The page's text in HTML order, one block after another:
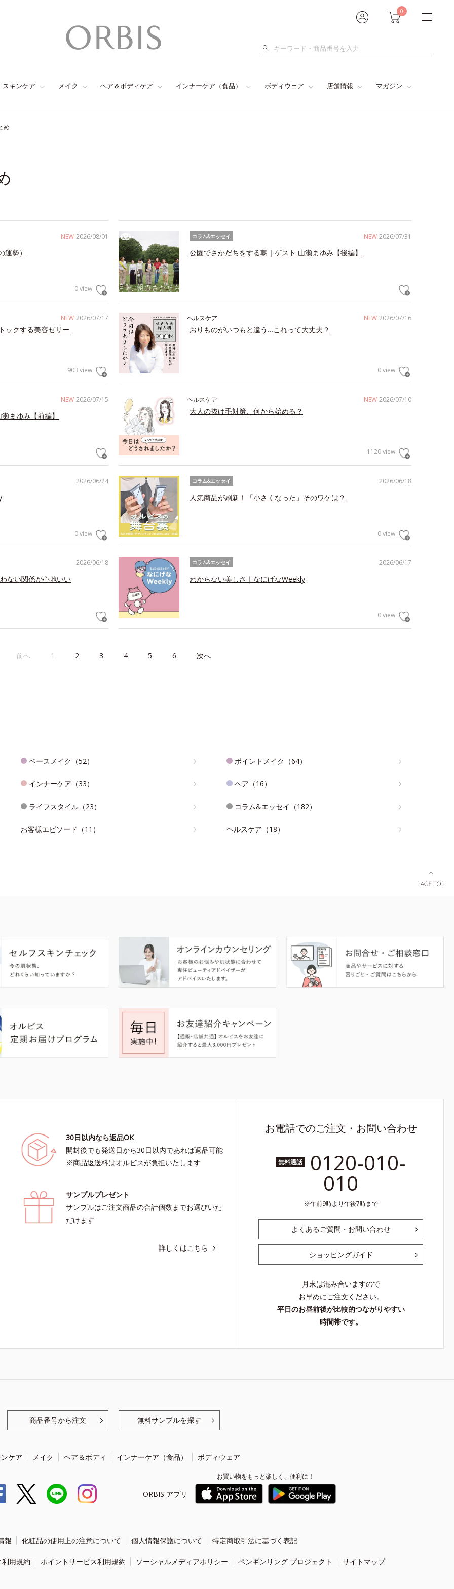
0
検
スキンケア メイク ヘア＆ボディケア インナーケア（食品） ボディウェア 店舗情報 マガジン
め
NEW 2026/08/01
勢）
0 view
NEW 2026/07/31
コラム&エッセイ
公園でさかだちをする朝｜ゲスト 山瀬まゆみ【後編】
NEW 2026/07/17
ックする美容ゼリー
903 view
NEW 2026/07/16
ヘルスケア
おりものがいつもと違う…これって大丈夫？
0 view
NEW 2026/07/15
まゆみ【前編】
NEW 2026/07/10
ヘルスケア
大人の抜け毛対策、何から始める？
1120 view
2026/06/24
0 view
2026/06/18
コラム&エッセイ
人気商品が刷新！「小さくなった」そのワケは？
0 view
2026/06/18
ない関係が心地いい
2026/06/17
コラム&エッセイ
わからない美しさ｜なにげなWeekly
0 view
前へ 1 2 3 4 5 6 次へ
ベースメイク（52） ポイントメイク（64）
インナーケア（33） ヘア（16）
ライフスタイル（23） コラム&エッセイ（182）
お客様エピソード（11） ヘルスケア（18）
30日以内なら返品OK
開封後でも発送日から30日以内であれば返品可能
※商品返送料はオルビスが負担いたします
サンプルプレゼント
サンプルはご注文商品の合計個数までお選びいた
だけます
詳しくはこちら
お電話でのご注文・お問い合わせ
無料通話 0120-010-
010
午前9時より午後7時まで
よくあるご質問・お問い合わせ
ショッピングガイド
月末は混み合いますので
お早めにご注文ください。
平日のお昼前後が比較的つながりやすい
時間帯です。
商品番号から注文 無料サンプルを探す
ケア メイク ヘア＆ボディ インナーケア（食品） ボディウェア
ORBIS アプリ
お買い物をもっと楽しく、便利に！
報 化粧品の使用上の注意について 個人情報保護について 特定商取引法に基づく表記
用規約 ポイントサービス利用規約 ソーシャルメディアポリシー ペンギンリング プロジェクト サイトマップ